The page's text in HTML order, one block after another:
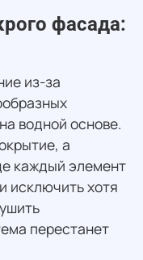
фасада:
из-за
водной основе.
а
каждый элемент
исключить хотя
перестанет